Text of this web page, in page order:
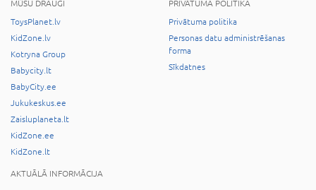
MŪSU DRAUGI
ToysPlanet.lv
KidZone.lv
Kotryna Group
Babycity.lt
BabyCity.ee
Jukukeskus.ee
Zaisluplaneta.lt
KidZone.ee
KidZone.lt
PRIVĀTUMA POLITIKA
Privātuma politika
Personas datu administrēšanas
forma
Sīkdatnes
AKTUĀLĀ INFORMĀCIJA